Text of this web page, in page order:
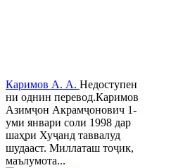
Каримов А. А. Недоступен
ни однин перевод.Каримов
Азимҷон Акрамҷонович 1-
уми январи соли 1998 дар
шаҳри Хуҷанд таввалуд
шудааст. Миллаташ тоҷик,
маълумота...